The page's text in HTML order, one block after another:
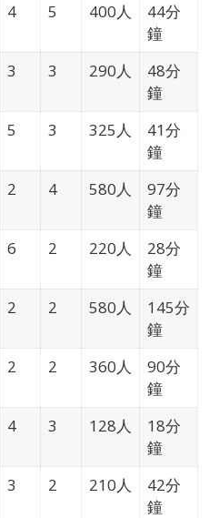
4 5 400人
44分
鐘
3 3 290人
48分
鐘
5 3 325人
41分
鐘
2 4 580人
97分
鐘
6 2 220人
28分
鐘
2 2 580人
145分
鐘
2 2 360人
90分
鐘
4 3 128人
18分
鐘
3 2 210人
42分
鐘